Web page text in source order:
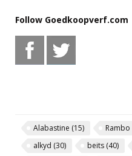
Follow Goedkoopverf.com
Alabastine (15) Rambo
alkyd (30) beits (40)